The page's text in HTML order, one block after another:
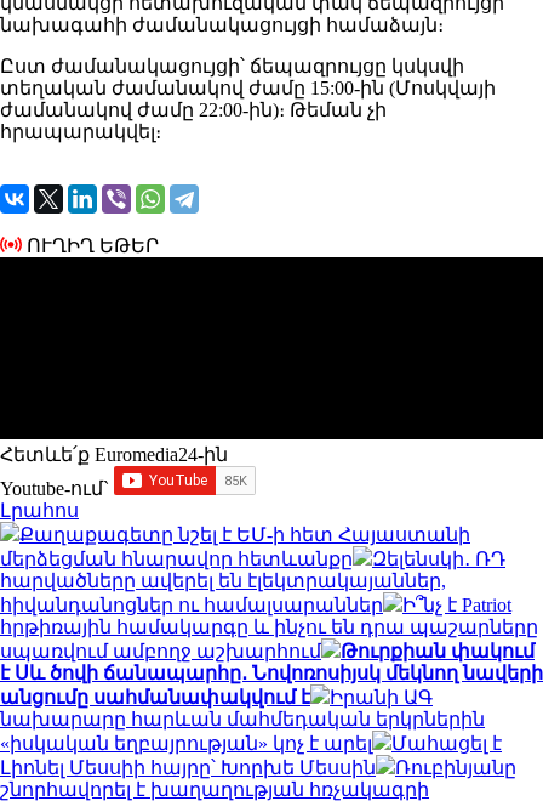
նախագահի ժամանակացույցի համաձայն։
Ըստ ժամանակացույցի՝ ճեպազրույցը կսկսվի
տեղական ժամանակով ժամը 15:00-ին (Մոսկվայի
ժամանակով ժամը 22:00-ին)։ Թեման չի
հրապարակվել։
ՈՒՂԻՂ ԵԹԵՐ
Հետևե՛ք Euromedia24-ին
Youtube-ում`
Լրահոս
Քաղաքագետը նշել է ԵՄ-ի հետ Հայաստանի
մերձեցման հնարավոր հետևանքը
Զելենսկի․ ՌԴ
հարվածները ավերել են էլեկտրակայաններ,
հիվանդանոցներ ու համալսարաններ
Ի՞նչ է Patriot
հրթիռային համակարգը և ինչու են դրա պաշարները
սպառվում ամբողջ աշխարհում
Թուրքիան փակում
է Սև ծովի ճանապարհը․ Նովոռոսիյսկ մեկնող նավերի
անցումը սահմանափակվում է
Իրանի ԱԳ
նախարարը հարևան մահմեդական երկրներին
«իսկական եղբայրության» կոչ է արել
Մահացել է
Լիոնել Մեսսիի հայրը՝ Խորխե Մեսսին
Ռուբինյանը
շնորհավորել է խաղաղության հռչակագրի